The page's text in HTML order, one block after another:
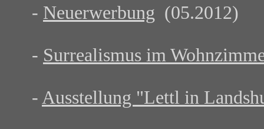
- Neuerwerbung (05.2012)
- Surrealismus im
- Ausstellung "Lettl in